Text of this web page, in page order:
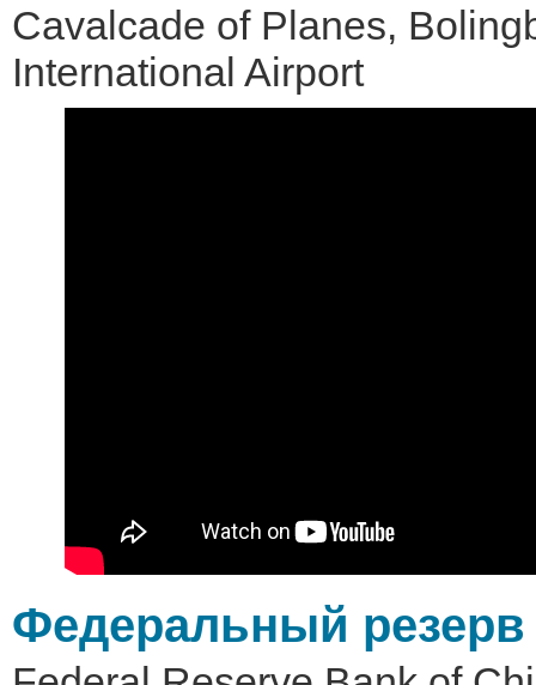
Cavalcade of Planes,
International Airport
Федеральный